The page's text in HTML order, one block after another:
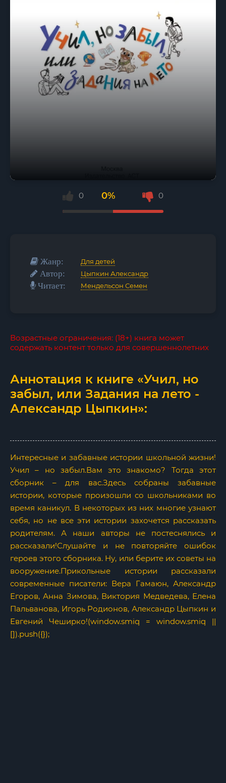
0 0% 0
Жанр: Для детей
Автор: Цыпкин Александр
Читает: Мендельсон Семен
Возрастные ограничения: (18+) книга может
содержать контент только для совершеннолетних
Аннотация к книге «Учил, но
забыл, или Задания на лето -
Александр Цыпкин»:
Интересные и забавные истории школьной жизни!
Учил – но забыл.Вам это знакомо? Тогда этот
сборник – для вас.Здесь собраны забавные
истории, которые произошли со школьниками во
время каникул. В некоторых из них многие узнают
себя, но не все эти истории захочется рассказать
родителям. А наши авторы не постеснялись и
рассказали!Слушайте и не повторяйте ошибок
героев этого сборника. Ну, или берите их советы на
вооружение.Прикольные истории рассказали
современные писатели: Вера Гамаюн, Александр
Егоров, Анна Зимова, Виктория Медведева, Елена
Пальванова, Игорь Родионов, Александр Цыпкин и
Евгений Чеширко!(window.smiq = window.smiq ||
[]).push({});